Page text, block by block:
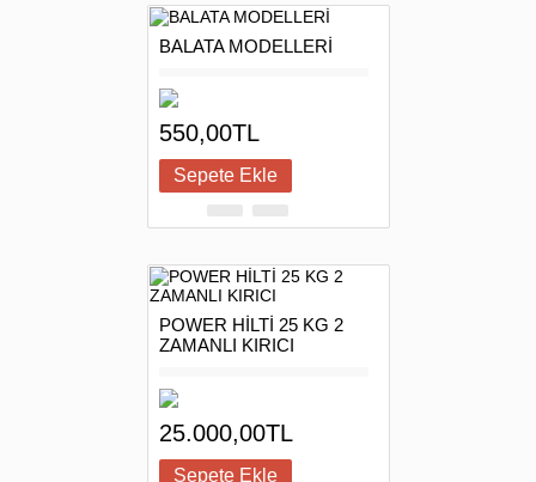
BALATA MODELLERİ
550,00TL
POWER HİLTİ 25 KG 2
ZAMANLI KIRICI
25.000,00TL